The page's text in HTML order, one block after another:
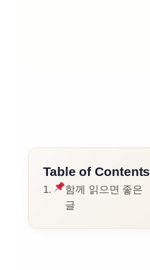
Table of Contents
함께 읽으면 좋은
글